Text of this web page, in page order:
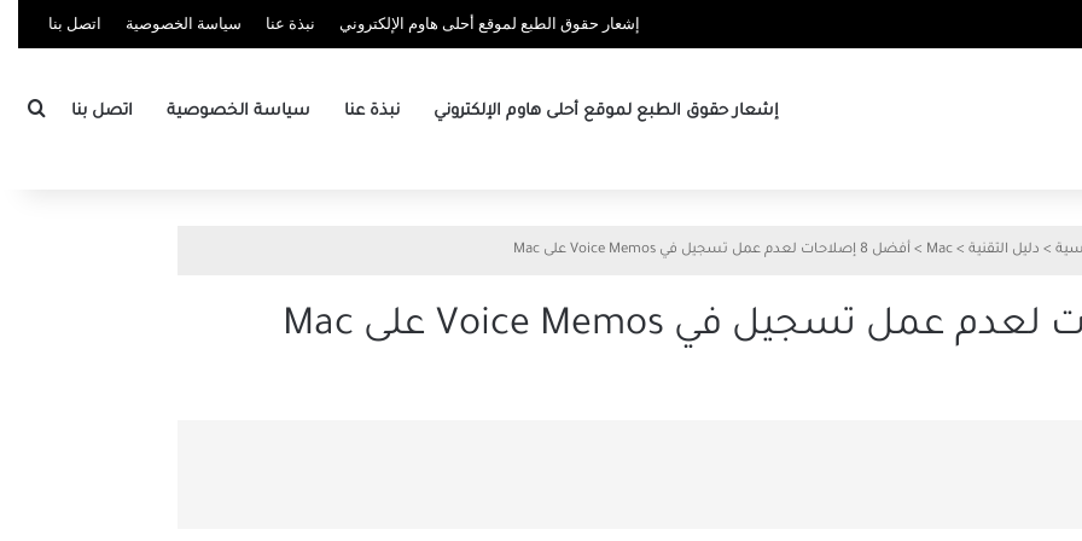
إشعار حقوق الطبع لموقع أحلى هاوم الإلكتروني نبذة عنا سياسة الخصوصية اتصل بنا
إشعار حقوق الطبع لموقع أحلى هاوم الإلكتروني نبذة عنا سياسة الخصوصية اتصل بنا
> دليل التقنية >
Mac
> أفضل 8 إصلاحات لعدم عمل تسجيل في Voice Memos على Mac